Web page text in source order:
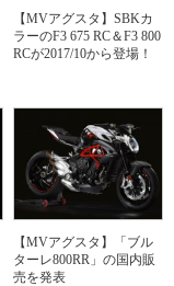
【MVアグスタ】SBKカ
ラーのF3 675 RC＆F3 800
RCが2017/10から登場！
【MVアグスタ】「ブル
ターレ800RR」の国内販
売を発表